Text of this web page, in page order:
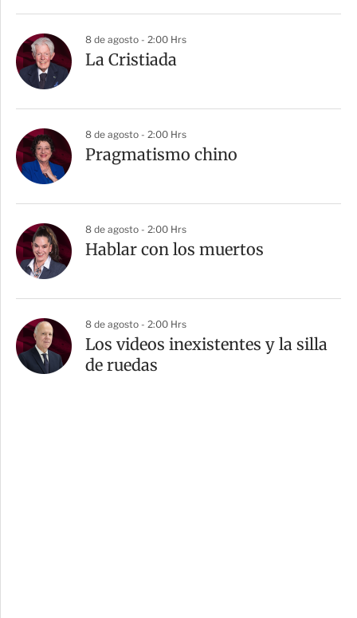
8 de agosto - 2:00 Hrs
La Cristiada
8 de agosto - 2:00 Hrs
Pragmatismo chino
8 de agosto - 2:00 Hrs
Hablar con los muertos
8 de agosto - 2:00 Hrs
Los videos inexistentes y la silla
de ruedas